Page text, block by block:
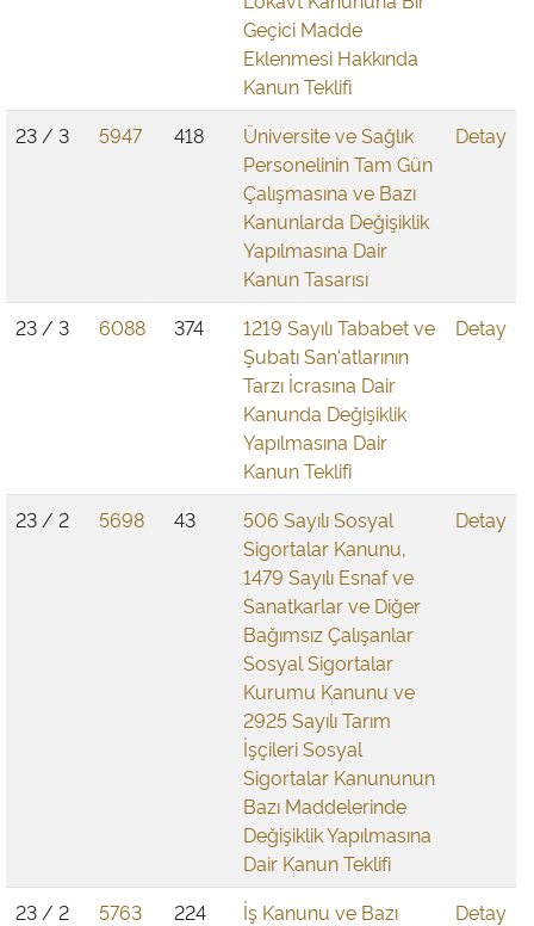
Geçici Madde
Eklenmesi Hakkında
Kanun Teklifi
23 / 3
5947 418
Üniversite ve Sağlık
Personelinin Tam Gün
Çalışmasına ve Bazı
Kanunlarda Değişiklik
Yapılmasına Dair
Kanun Tasarısı
Detay
23 / 3 6088 374
1219 Sayılı Tababet ve
Şubatı San'atlarının
Tarzı İcrasına Dair
Kanunda Değişiklik
Yapılmasına Dair
Kanun Teklifi
Detay
23 / 2 5698 43
506 Sayılı Sosyal
Sigortalar Kanunu,
1479 Sayılı Esnaf ve
Sanatkarlar ve Diğer
Bağımsız Çalışanlar
Sosyal Sigortalar
Kurumu Kanunu ve
2925 Sayılı Tarım
İşçileri Sosyal
Sigortalar Kanununun
Bazı Maddelerinde
Değişiklik Yapılmasına
Dair Kanun Teklifi
Detay
23 / 2 5763 224
İş Kanunu ve Bazı
Detay